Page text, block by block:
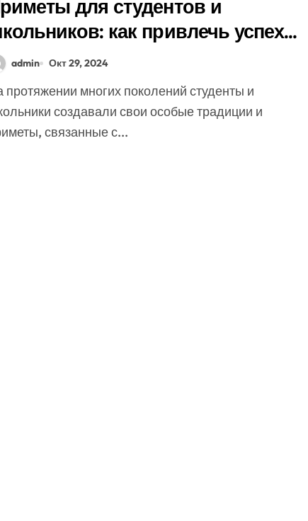
для студентов и
как привлечь успех в
admin Окт 29, 2024
создавали свои особые традиции и
связанные с...